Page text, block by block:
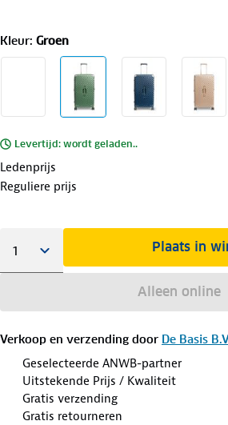
Kleur: Groen
Levertijd: wordt geladen..
Ledenprijs
Reguliere prijs
Plaats in
Alleen online
Verkoop en verzending door De Basis
Geselecteerde ANWB-partner
Uitstekende Prijs / Kwaliteit
Gratis verzending
Gratis retourneren